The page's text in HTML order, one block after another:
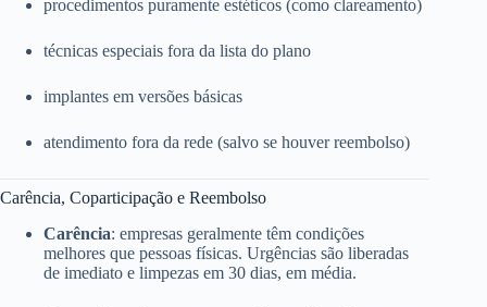
procedimentos puramente estéticos (como clareamento)
técnicas especiais fora da lista do plano
implantes em versões básicas
atendimento fora da rede (salvo se houver reembolso)
Carência, Coparticipação e Reembolso
Carência: empresas geralmente têm condições
melhores que pessoas físicas. Urgências são liberadas
de imediato e limpezas em 30 dias, em média.